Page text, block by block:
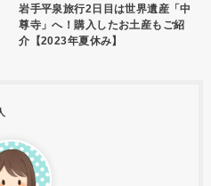
岩手平泉旅行2日目は世界遺産「中
尊寺」へ！購入したお土産もご紹
介【2023年夏休み】